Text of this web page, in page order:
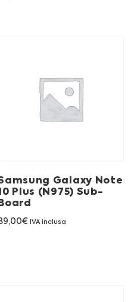
Galaxy Note
Plus (N975) Sub-
€ IVA inclusa